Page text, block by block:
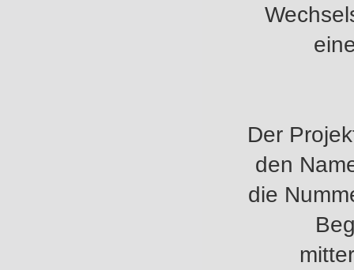
Der
den
die